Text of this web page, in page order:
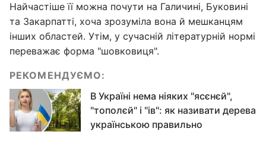
Найчастіше її можна почути на Галичині, Буковині
та Закарпатті, хоча зрозуміла вона й мешканцям
інших областей. Утім, у сучасній літературній нормі
переважає форма "шовковиця".
РЕКОМЕНДУЄМО:
В Україні нема ніяких "ясєнєй",
"тополєй" і "ів": як називати дерева
українською правильно